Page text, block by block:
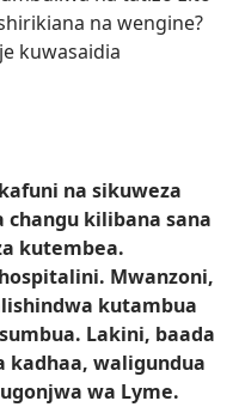
na wengine?
kuwasaidia
na sikuweza
changu kilibana sana
kutembea.
Mwanzoni,
kutambua
Lakini, baada
kadhaa, waligundua
wa Lyme.